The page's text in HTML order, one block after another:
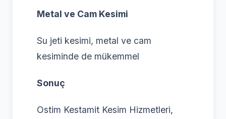
Metal ve Cam Kesimi
Su jeti kesimi, metal ve cam
kesiminde de mükemmel
Sonuç
Ostim Kestamit Kesim Hizmetleri,